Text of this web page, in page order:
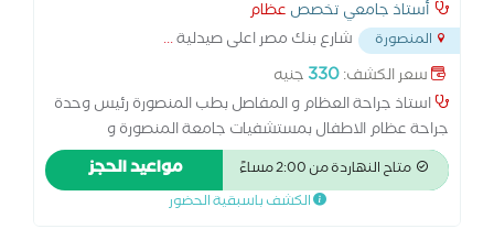
أستاذ جامعي تخصص عظام
المنصورة شارع بنك مصر اعلى صيدلية...
سعر الكشف:330 جنيه
استاذ جراحة العظام و المفاصل بطب المنصورة رئيس وحدة
جراحة عظام الاطفال بمستشفيات جامعة المنصورة و
مستشفى الطوارئ زمالة جامعة اوكسفورد و جامعة شيفيلد
ببريطانيا اكثر من 36 سنة خبرة في جراحة العظام
متاح النهاردة من 2:00 مساءً مواعيد الحجز
الكشف باسبقية الحضور